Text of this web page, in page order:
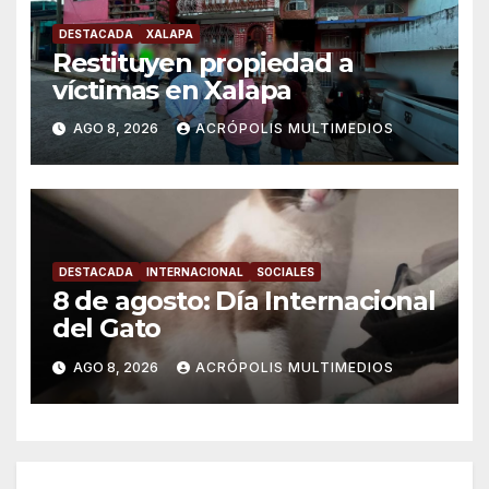
DESTACADA XALAPA
Restituyen propiedad a
víctimas en Xalapa
AGO 8, 2026 ACRÓPOLIS MULTIMEDIOS
DESTACADA INTERNACIONAL SOCIALES
8 de agosto: Día Internacional
del Gato
AGO 8, 2026 ACRÓPOLIS MULTIMEDIOS